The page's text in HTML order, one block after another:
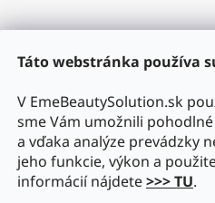
Táto webstránka používa
V EmeBeautySolution.sk
sme Vám umožnili
a vďaka analýze prevádzky
jeho funkcie, výkon a
informácií nájdete>>> TU.